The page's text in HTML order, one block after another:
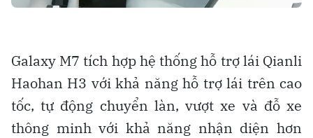
Galaxy M7 tích hợp hệ thống hỗ trợ lái Qianli
Haohan H3 với khả năng hỗ trợ lái trên cao
tốc, tự động chuyển làn, vượt xe và đỗ xe
thông minh với khả năng nhận diện hơn